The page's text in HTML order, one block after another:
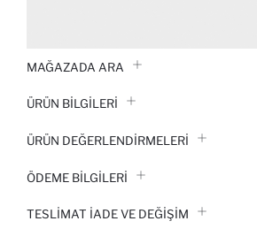
MAĞAZADA ARA
ÜRÜN BILGILERI
ÜRÜN DEĞERLENDİRMELERİ
ÖDEME BİLGİLERİ
TESLIMAT İADE VE DEĞIŞIM